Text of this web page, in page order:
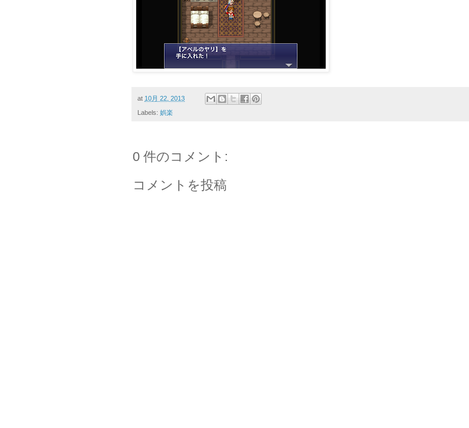
at 10月 22, 2013
Labels: 娯楽
0 件のコメント:
コメントを投稿